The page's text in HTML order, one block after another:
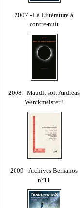
2007 - La Littérature à
contre-nuit
2008 - Maudit soit Andreas
Werckmeister !
2009 - Archives Bernanos
n°11